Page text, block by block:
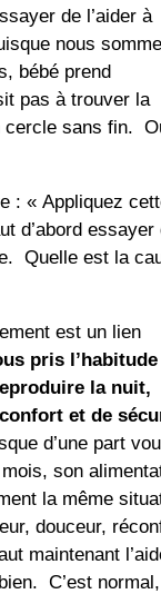
de l’aider à
nous
bébé prend
pas à trouver la
cercle sans fin.
: « Appliquez
d’abord essayer
Quelle est la
est un lien
pris l’habitude
la nuit,
et de
d’une part
son
la même
douceur,
maintenant
C’est normal,